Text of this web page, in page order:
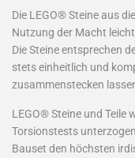
Die LEGO® Steine aus
Nutzung der Macht
Die Steine entsprechen
stets einheitlich und
zusammenstecken
LEGO® Steine und Teile
Torsionstests
Bauset den höchsten